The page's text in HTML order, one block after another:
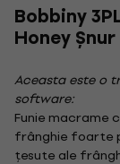
Bobbiny
Honey Șnur
Aceasta este o
software:
Funie macrame
frânghie foarte
țesute ale